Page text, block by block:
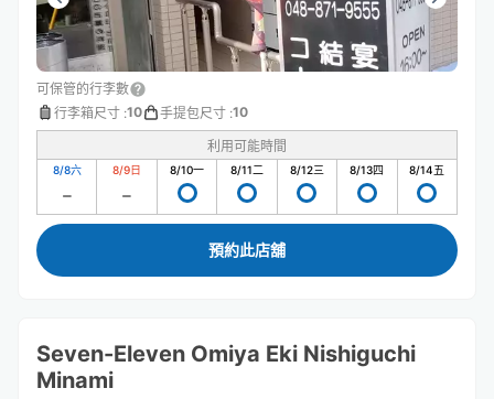
可保管的行李數
行李箱尺寸 :10 手提包尺寸 :10
利用可能時間
8/8六 8/9日 8/10一 8/11二 8/12三 8/13四 8/14五
預約此店舖
Seven-Eleven Omiya Eki Nishiguchi
Minami